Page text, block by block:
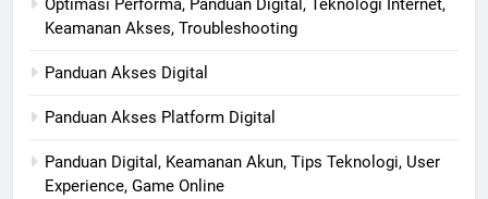
Optimasi Performa, Panduan Digital, Teknologi Internet,
Keamanan Akses, Troubleshooting
Panduan Akses Digital
Panduan Akses Platform Digital
Panduan Digital, Keamanan Akun, Tips Teknologi, User
Experience, Game Online